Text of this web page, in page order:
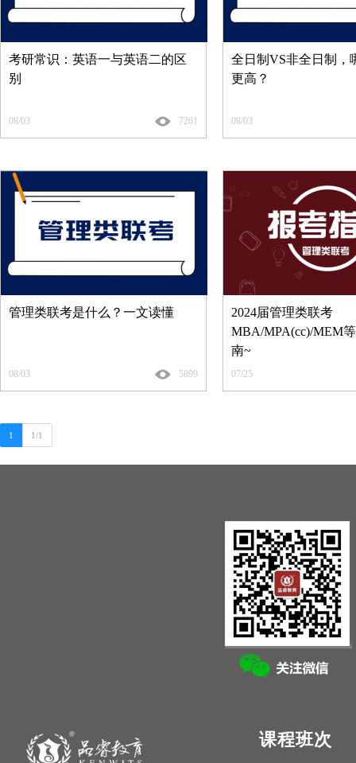
考研常识：英语一与英语二的区
别
08/03 7261
全日制VS非全日制，
更高？
08/03
管理类联考是什么？一文读懂
08/03 5899
2024届管理类联考
MBA/MPA(cc)/MEM
南~
07/25
1 1/1
课程班次